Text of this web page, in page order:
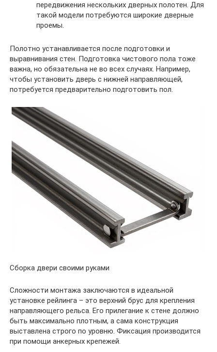
передвижения нескольких дверных полотен. Для
такой модели потребуются широкие дверные
проемы.
Полотно устанавливается после подготовки и
выравнивания стен. Подготовка чистового пола тоже
важна, но обязательна не во всех случаях. Например,
чтобы установить дверь с нижней направляющей,
потребуется предварительно подготовить пол.
Сборка двери своими руками
Сложности монтажа заключаются в идеальной
установке рейлинга – это верхний брус для крепления
направляющего рельса. Его прилегание к стене должно
быть максимально плотным, а сама конструкция
выставлена строго по уровню. Фиксация производится
при помощи анкерных крепежей.